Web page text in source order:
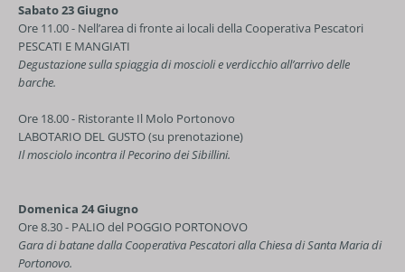
Sabato 23 Giugno
Ore 11.00 - Nell’area di fronte ai locali della Cooperativa Pescatori
PESCATI E MANGIATI
Degustazione sulla spiaggia di moscioli e verdicchio all’arrivo delle
barche.
Ore 18.00 - Ristorante Il Molo Portonovo
LABOTARIO DEL GUSTO (su prenotazione)
Il mosciolo incontra il Pecorino dei Sibillini.
Domenica 24 Giugno
Ore 8.30 - PALIO del POGGIO PORTONOVO
Gara di batane dalla Cooperativa Pescatori alla Chiesa di Santa Maria di
Portonovo.